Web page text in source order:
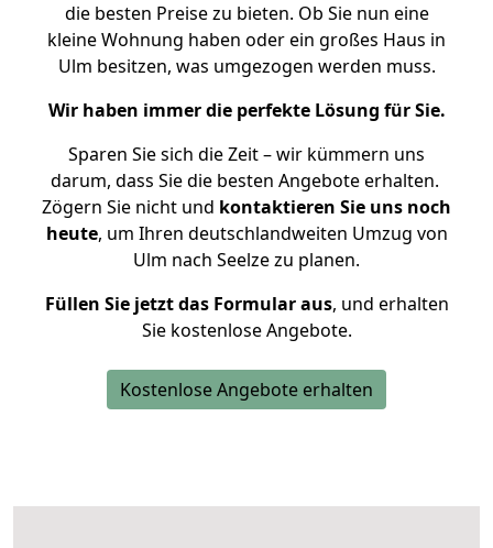
die besten Preise zu bieten. Ob Sie nun eine
kleine Wohnung haben oder ein großes Haus in
Ulm besitzen, was umgezogen werden muss.
Wir haben immer die perfekte Lösung für Sie.
Sparen Sie sich die Zeit – wir kümmern uns
darum, dass Sie die besten Angebote erhalten.
Zögern Sie nicht und kontaktieren Sie uns noch
heute, um Ihren deutschlandweiten Umzug von
Ulm nach Seelze zu planen.
Füllen Sie jetzt das Formular aus, und erhalten
Sie kostenlose Angebote.
Kostenlose Angebote erhalten